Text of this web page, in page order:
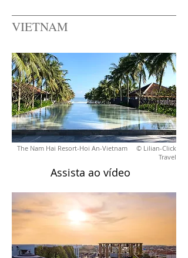
VIETNAM
The Nam Hai Resort-Hoi An-Vietnam © Lilian-Click
Travel
Assista ao vídeo